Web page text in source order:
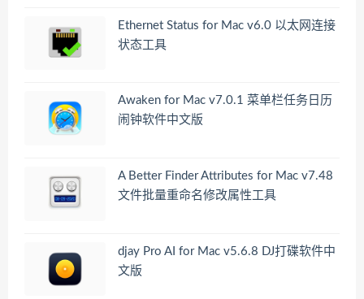
Ethernet Status for Mac v6.0 以太网连接
状态工具
Awaken for Mac v7.0.1 菜单栏任务日历
闹钟软件中文版
A Better Finder Attributes for Mac v7.48
文件批量重命名修改属性工具
djay Pro AI for Mac v5.6.8 DJ打碟软件中
文版